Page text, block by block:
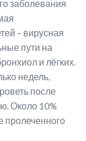
заболевания
– вирусная
пути на
и лёгких.
недель,
после
Около 10%
пролеченного